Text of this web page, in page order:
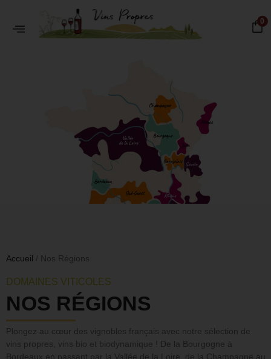
0
Accueil / Nos Régions
DOMAINES VITICOLES
NOS RÉGIONS
Plongez au cœur des vignobles français avec notre sélection de
vins propres,
vins bio et biodynamique ! De la Bourgogne à
Bordeaux en passant par la Vallée de la Loire, de la Champagne au